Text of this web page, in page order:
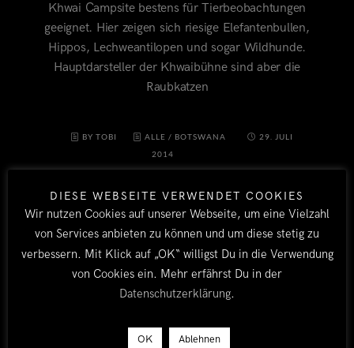
Khwai Campsite bestens für Tierbeobachtungen
geeignet. Hier zeigen sich riesige Elefantenbullen,
Hippos, Lechweantilopen und sogar Wildhunde.
Hauptdarsteller der Khwaibühne sind aber die
Raubkatzen
BY TOBI ALLE / BOTSWANA
29. JULI
2014
LÄNDER
DIESE WEBSEITE VERWENDET COOKIES
Wir nutzen Cookies auf unserer Webseite, um eine Vielzahl
von Services anbieten zu können und um diese stetig zu
verbessern. Mit Klick auf „OK“ willigst Du in die Verwendung
von Cookies ein. Mehr erfährst Du in der
Datenschutzerklärung.
OK Ablehnen